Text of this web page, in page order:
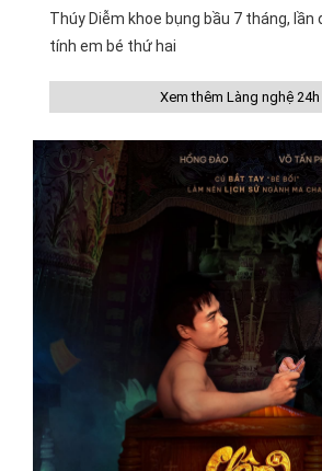
Thúy Diễm khoe bụng bầu 7 tháng, lần
tính em bé thứ hai
Xem thêm Làng nghệ 24h